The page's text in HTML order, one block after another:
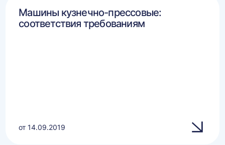
Машины кузнечно-прессовые:
соответствия требованиям
от 14.09.2019